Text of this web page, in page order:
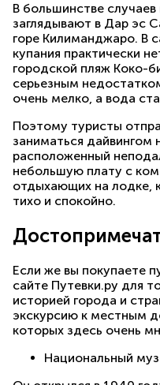
В большинстве
заглядывают в Дар эс
горе Килиманджаро. В
купания практически
городской пляж Коко-
серьезным
очень мелко, а вода
Поэтому туристы
заниматься дайвингом
расположенный
небольшую плату с
отдыхающих на лодке,
тихо и спокойно.
Если же вы покупаете
сайте Путевки.ру для
историей города и
экскурсию к местным
которых здесь очень
Национальный